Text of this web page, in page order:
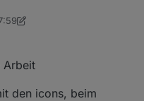
Arbeit
den icons, beim